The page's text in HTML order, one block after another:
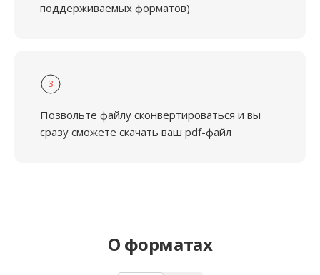
поддерживаемых форматов)
3
Позвольте файлу сконвертироваться и вы
сразу сможете скачать ваш pdf-файл
О форматах